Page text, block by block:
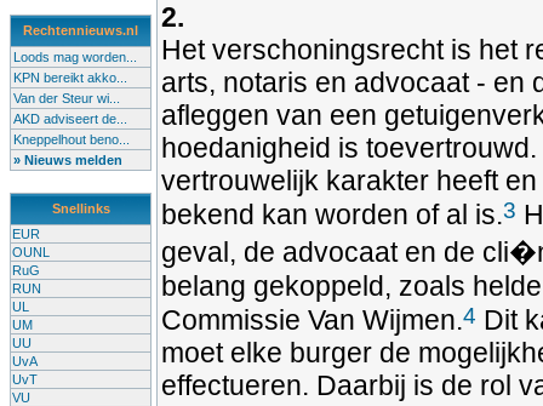
Rechtennieuws.nl
Loods mag worden...
KPN bereikt akko...
Van der Steur wi...
AKD adviseert de...
Kneppelhout beno...
» Nieuws melden
Snellinks
EUR
OUNL
RuG
RUN
UL
UM
UU
UvA
UvT
VU
2.
Het verschoningsrecht is het
arts, notaris en advocaat - en
afleggen van een
hoedanigheid is
vertrouwelijk karakter heeft
bekend kan worden of al is.3
geval, de advocaat en de
belang gekoppeld, zoals
Commissie Van Wijmen.4 Dit
moet elke burger de
effectueren. Daarbij is de rol